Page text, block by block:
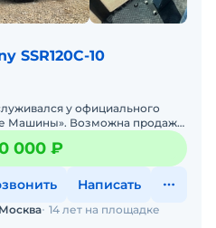
SSR120C-10
у официального
Машины». Возможна продажа
Склад запасных
000 ₽
Написать
14 лет на площадке